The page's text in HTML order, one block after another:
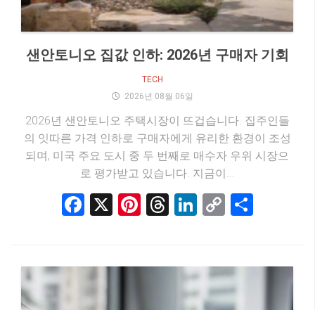
샌안토니오 집값 인하: 2026년 구매자 기회
TECH
2026년 08월 06일
2026년 샌안토니오 주택시장이 뜨겁습니다. 집주인들
의 잇따른 가격 인하로 구매자에게 유리한 환경이 조성
되며, 미국 주요 도시 중 두 번째로 매수자 우위 시장으
로 평가받고 있습니다. 지금이...
Facebook
X Pinterest
Threads
LinkedIn
CopyShare